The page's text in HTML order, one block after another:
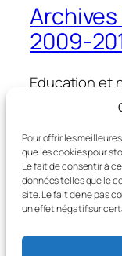
Pour offrir les
que les cookies pour
Le fait de consentir à
données telles que le
site. Le fait de ne pas
un effet négatif sur
2009-
Education et
et formation
Blog
À propos
FAQ